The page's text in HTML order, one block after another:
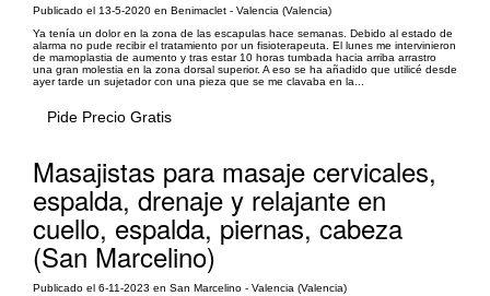
Publicado el 13-5-2020 en Benimaclet - Valencia (Valencia)
Ya tenía un dolor en la zona de las escapulas hace semanas. Debido al estado de
alarma no pude recibir el tratamiento por un fisioterapeuta. El lunes me intervinieron
de mamoplastia de aumento y tras estar 10 horas tumbada hacia arriba arrastro
una gran molestia en la zona dorsal superior. A eso se ha añadido que utilicé desde
ayer tarde un sujetador con una pieza que se me clavaba en la...
Pide Precio Gratis
Masajistas para masaje cervicales,
espalda, drenaje y relajante en
cuello, espalda, piernas, cabeza
(San Marcelino)
Publicado el 6-11-2023 en San Marcelino - Valencia (Valencia)